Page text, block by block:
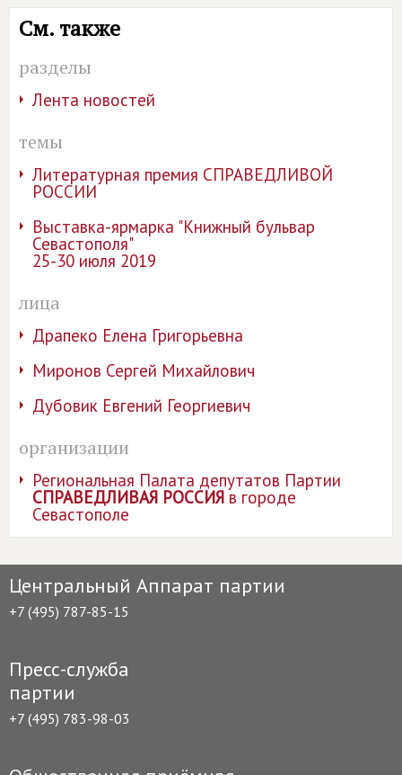
См. также
разделы
Лента новостей
темы
Литературная премия СПРАВЕДЛИВОЙ
РОССИИ
Выставка-ярмарка "Книжный бульвар
Севастополя"
25-30 июля 2019
лица
Драпеко Елена Григорьевна
Миронов Сергей Михайлович
Дубовик Евгений Георгиевич
организации
Региональная Палата депутатов Партии
СПРАВЕДЛИВАЯ РОССИЯв городе
Севастополе
Центральный Аппарат партии
+7 (495) 787-85-15
Пресс-служба
партии
+7 (495) 783-98-03